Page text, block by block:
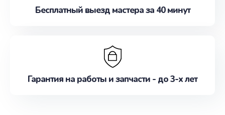
Бесплатный выезд мастера за 40 минут
Гарантия на работы и запчасти - до 3-х лет